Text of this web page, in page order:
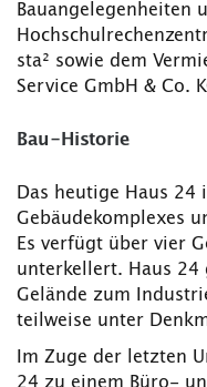
Bauangelegenheiten
sta² sowie dem
Service GmbH & Co.
Bau-Historie
Das heutige Haus 24
Gebäudekomplexes
Es verfügt über vier
unterkellert. Haus 24
Gelände zum
teilweise unter
Im Zuge der letzten
24 zu einem Büro-